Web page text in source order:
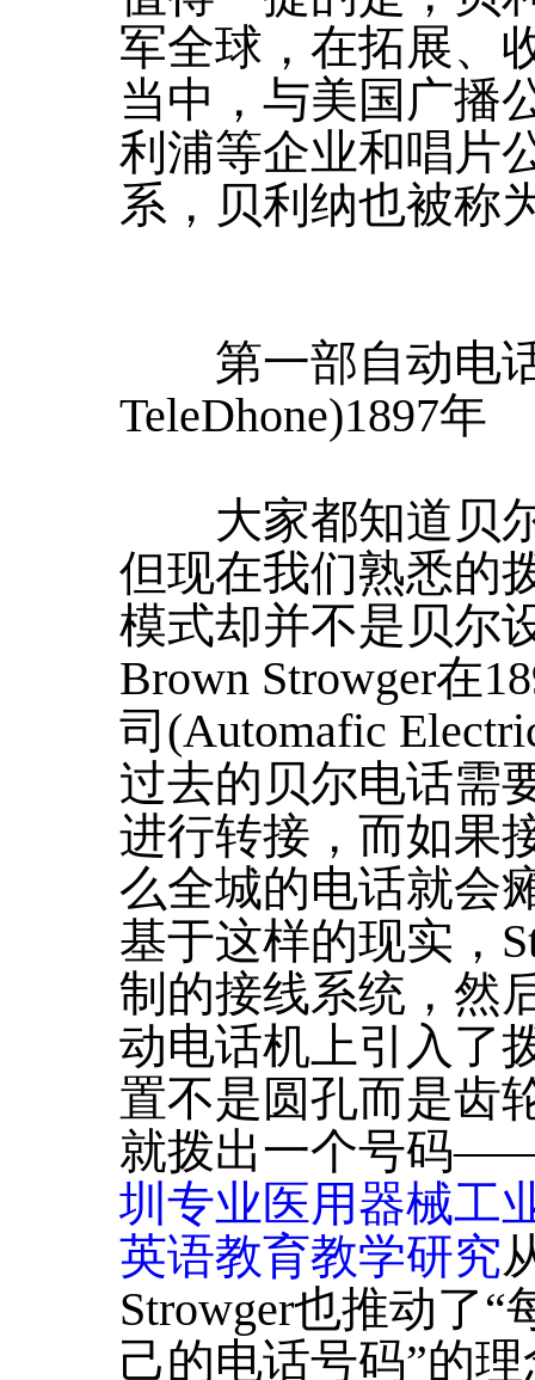
军全球，在拓展、
当中，与美国广播
利浦等企业和唱片
系，贝利纳也被称
第一部自动电话
TeleDhone)1897年
大家都知道贝尔
但现在我们熟悉的
模式却并不是贝尔
Brown Strowger在
司(Automafic
过去的贝尔电话需
进行转接，而如果
么全城的电话就会
基于这样的现实，
制的接线系统，然
动电话机上引入了
置不是圆孔而是齿
就拨出一个号码
圳专业医用器械工
英语教育教学研究
Strowger也推动了
己的电话号码”的